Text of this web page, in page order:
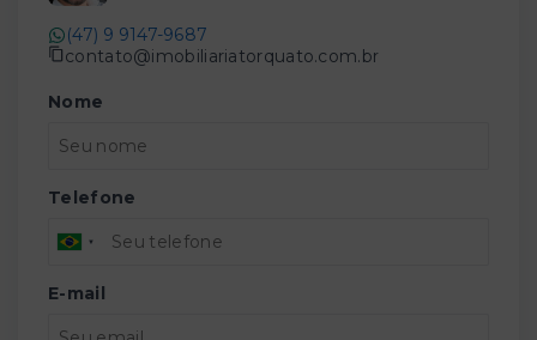
(47) 9 9147-9687
contato@imobiliariatorquato.com.br
Nome
Telefone
E-mail